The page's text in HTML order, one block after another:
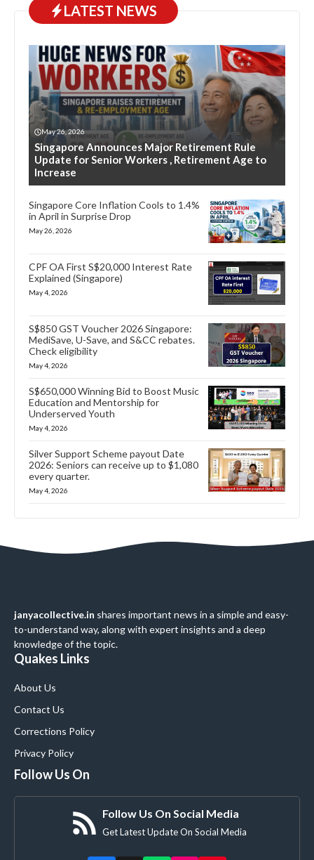
LATEST NEWS
May 26, 2026
Singapore Announces Major Retirement Rule
Update for Senior Workers , Retirement Age to
Increase
Singapore Core Inflation Cools to 1.4%
in April in Surprise Drop
May 26, 2026
CPF OA First S$20,000 Interest Rate
Explained (Singapore)
May 4, 2026
S$850 GST Voucher 2026 Singapore:
MediSave, U-Save, and S&CC rebates.
Check eligibility
May 4, 2026
S$650,000 Winning Bid to Boost Music
Education and Mentorship for
Underserved Youth
May 4, 2026
Silver Support Scheme payout Date
2026: Seniors can receive up to $1,080
every quarter.
May 4, 2026
janyacollective.in shares important news in a simple and easy-
to-understand way, along with expert insights and a deep
knowledge of the topic.
Quakes Links
About Us
Contact Us
Corrections Policy
Privacy Policy
Follow Us On
Follow Us On Social Media
Get Latest Update On Social Media